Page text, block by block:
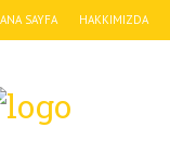
ANA SAYFA HAKKIMIZDA